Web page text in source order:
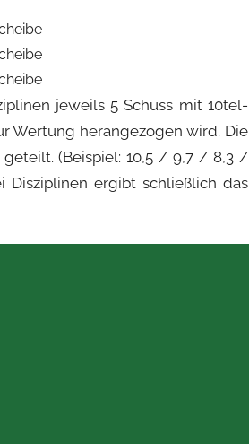
jeweils 5 Schuss mit 10tel-
Wertung herangezogen wird. Die
(Beispiel: 10,5 / 9,7 / 8,3 /
Disziplinen ergibt schließlich das